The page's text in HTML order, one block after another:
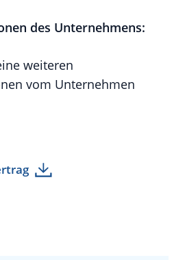
des Unternehmens:
weiteren
vom Unternehmen